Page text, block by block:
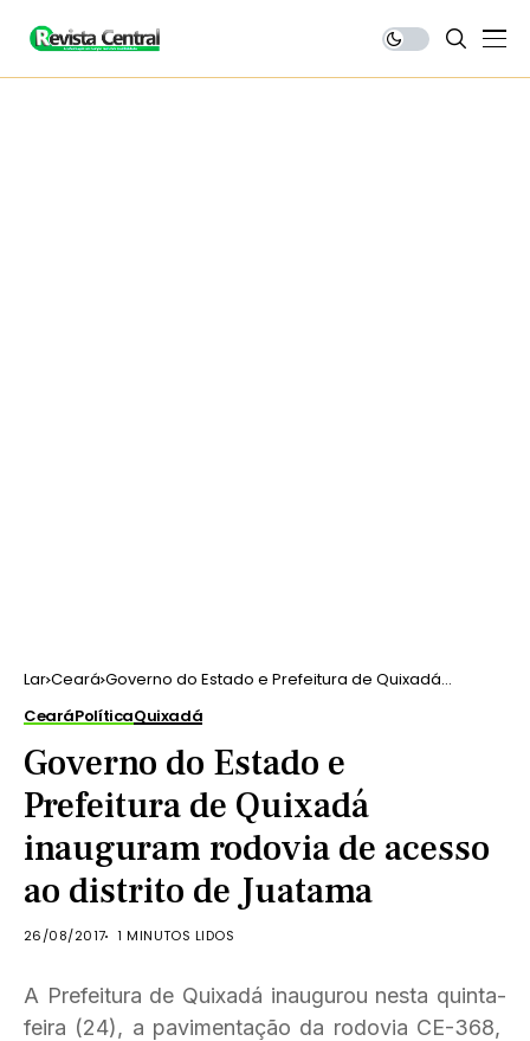
Lar Ceará Governo do Estado e Prefeitura de Quixadá
Juatama
CearáPolíticaQuixadá
Governo do Estado e
Prefeitura de Quixadá
inauguram rodovia de acesso
ao distrito de Juatama
26/08/2017 1 MINUTOS LIDOS
A Prefeitura de Quixadá inaugurou nesta quinta-
feira (24), a pavimentação da rodovia CE-368,